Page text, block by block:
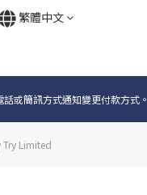
繁體中文
或簡訊方式通知變更付款方式。
Limited